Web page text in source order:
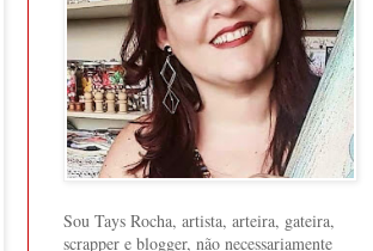
Sou Tays Rocha, artista, arteira, gateira,
scrapper e blogger, não necessariamente